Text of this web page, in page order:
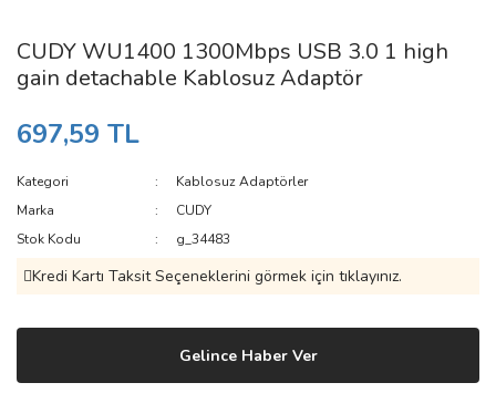
CUDY WU1400 1300Mbps USB 3.0 1 high
gain detachable Kablosuz Adaptör
697,59 TL
Kategori
Kablosuz Adaptörler
Marka
CUDY
Stok Kodu
g_34483
Kredi Kartı Taksit Seçeneklerini görmek için tıklayınız.
Gelince Haber Ver